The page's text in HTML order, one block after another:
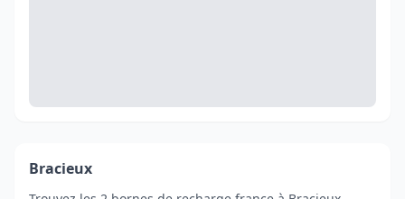
Bracieux